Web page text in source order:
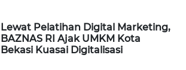
Lewat Pelatihan Digital Marketing,
BAZNAS RI Ajak UMKM Kota
Bekasi Kuasai Digitalisasi